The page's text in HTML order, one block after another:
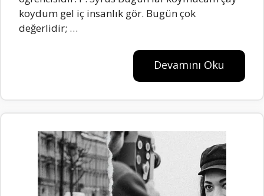
koydum gel iç insanlık gör. Bugün çok
değerlidir; …
Devamını Oku